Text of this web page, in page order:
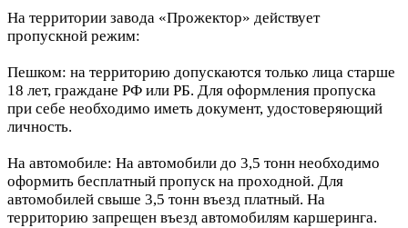
На территории завода «Прожектор» действует
пропускной режим:
Пешком: на территорию допускаются только лица старше
18 лет, граждане РФ или РБ. Для оформления пропуска
при себе необходимо иметь документ, удостоверяющий
личность.
На автомобиле: На автомобили до 3,5 тонн необходимо
оформить бесплатный пропуск на проходной. Для
автомобилей свыше 3,5 тонн въезд платный. На
территорию запрещен въезд автомобилям каршеринга.